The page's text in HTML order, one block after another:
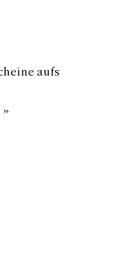
aufs
»